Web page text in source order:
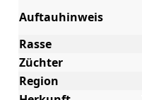
Auftauhinweis
Rasse
Züchter
Region